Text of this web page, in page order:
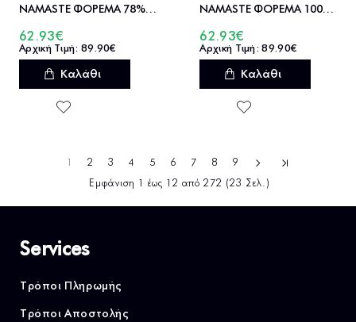
NAMASTE ΦΟΡΕΜΑ 78%ΡEΓ-24%ΝΑΥ VENTA - SS0826042
62.93€
89.90€
Καλάθι
NAMASTE ΦΟΡΕΜΑ 100%ΒΙΣΚ OTELIA - SS0826018
62.93€
89.90€
Καλάθι
1 2 3 4 5 6 7 8
9
Εμφάνιση 1 έως 12 από 272 (23 Σελ.)
Services
Τρόποι Πληρωμής
Τρόποι Αποστολής